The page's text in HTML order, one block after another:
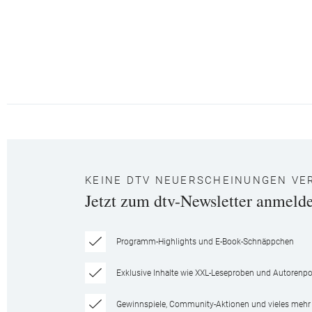
KEINE DTV NEUERSCHEINUNGEN
Jetzt zum dtv-Newsletter
Programm-Highlights und E-Book-Schnäppchen
Exklusive Inhalte wie XXL-Leseproben und
Gewinnspiele, Community-Aktionen und vieles mehr